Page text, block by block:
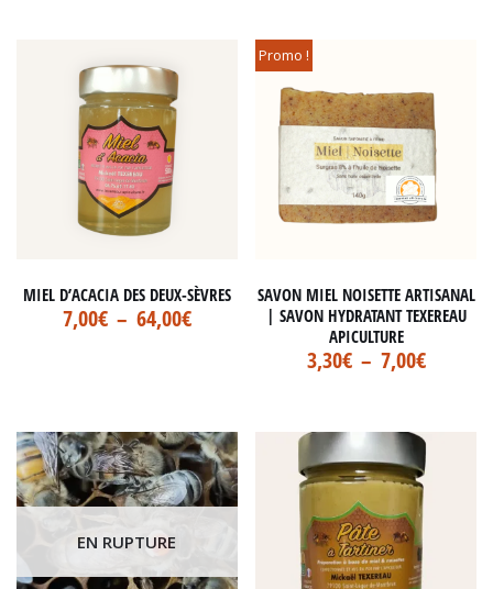
MIEL D’ACACIA DES DEUX-SÈVRES
7,00€ – 64,00€
Promo !
SAVON MIEL NOISETTE ARTISANAL
| SAVON HYDRATANT TEXEREAU
APICULTURE
3,30€ – 7,00€
EN RUPTURE